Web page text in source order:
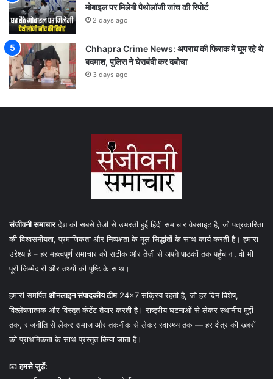
मोबाइल पर मिलेगी पैथोलॉजी जांच की रिपोर्ट
2 days ago
Chhapra Crime News: अपराध की फिराक में घूम रहे थे
बदमाश, पुलिस ने घेराबंदी कर दबोचा
3 days ago
संजीवनी समाचारदेश की सबसे तेजी से उभरती हुई हिंदी समाचार वेबसाइट है, जो पत्रकारिता
की विश्वसनीयता, प्रमाणिकता और निष्पक्षता के मूल सिद्धांतों के साथ कार्य करती है। हमारा
उद्देश्य है – हर महत्वपूर्ण समाचार को सटीक और तेज़ी से अपने पाठकों तक पहुँचाना, वो भी
पूरी जिम्मेदारी और तथ्यों की पुष्टि के साथ।
हमारी समर्पितऑनलाइन संपादकीय टीम24×7 सक्रिय रहती है, जो हर दिन विशेष,
विश्लेषणात्मक और विस्तृत कंटेंट तैयार करती है। राष्ट्रीय घटनाओं से लेकर स्थानीय मुद्दों
तक, राजनीति से लेकर समाज और तकनीक से लेकर स्वास्थ्य तक — हर क्षेत्र की खबरों
को प्राथमिकता के साथ प्रस्तुत किया जाता है।
📧हमसे जुड़ें: